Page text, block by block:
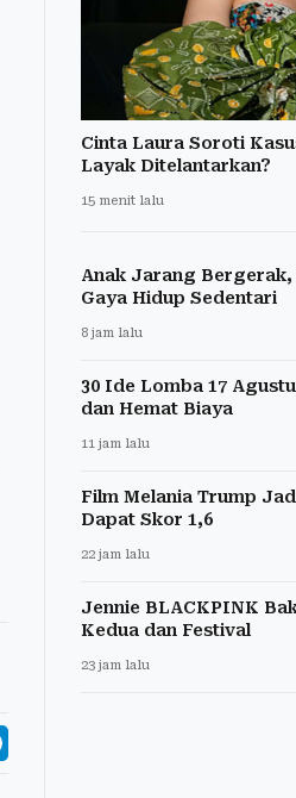
Cinta Laura Soroti
Layak Ditelantarkan?
15 menit lalu
Anak Jarang
Gaya Hidup Sedentari
8 jam lalu
30 Ide Lomba 17
dan Hemat Biaya
11 jam lalu
Film Melania Trump
Dapat Skor 1,6
22 jam lalu
Jennie BLACKPINK
Kedua dan Festival
23 jam lalu